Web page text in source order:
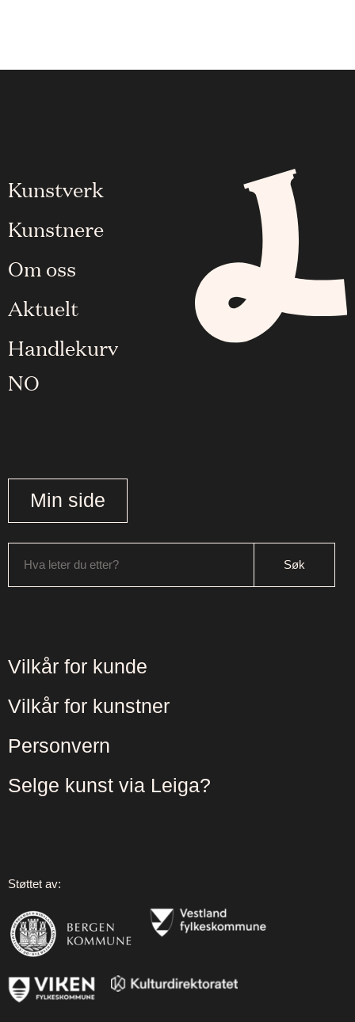
Kunstverk
Kunstnere
Om oss
Aktuelt
Handlekurv
NO
Min side
Hva leter du etter?
Vilkår for kunde
Vilkår for kunstner
Personvern
Selge kunst via Leiga?
Støttet av: